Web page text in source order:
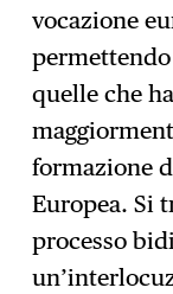
vocazione
quelle che
formazione
Europea. Si
processo